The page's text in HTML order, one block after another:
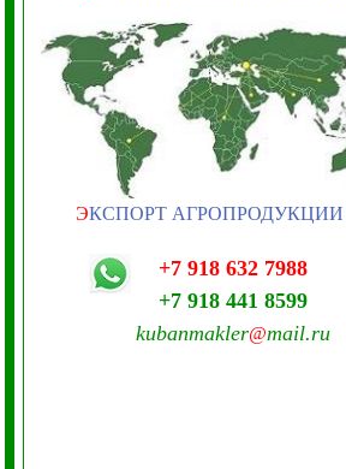
ЭКСПОРТ АГРОПРОДУКЦИИ
+7 918 632 7988
+7 918 441 8599
kubanmakler@mail.ru